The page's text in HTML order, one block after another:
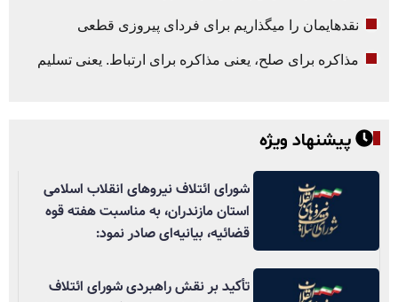
نقدهایمان را میگذاریم برای فردای پیروزی قطعی
مذاکره برای صلح، یعنی مذاکره برای ارتباط. یعنی تسلیم
پیشنهاد ویژه
شورای ائتلاف نیروهای انقلاب اسلامی
استان مازندران، به مناسبت هفته قوه
قضائیه، بیانیه‌ای صادر نمود:
تأکید بر نقش راهبردی شورای ائتلاف